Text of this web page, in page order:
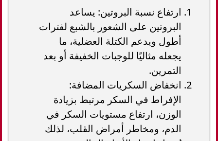
ارتفاع نسبة البروتين: يساعد
البروتين على الشعور بالشبع لفترات
أطول ويدعم الكتلة العضلية، ما
يجعله مثاليًا للوجبات الخفيفة أو بعد
التمرين.
انخفاض السكريات المضافة:
الإفراط في السكر مرتبط بزيادة
الوزن، ارتفاع مستويات السكر في
الدم، ومخاطر أمراض القلب، لذلك